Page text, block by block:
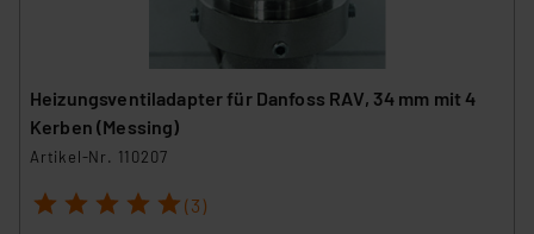
Heizungsventiladapter für Danfoss RAV, 34 mm mit 4
Kerben (Messing)
Artikel-Nr. 110207
1 2 3 4 5 (3)